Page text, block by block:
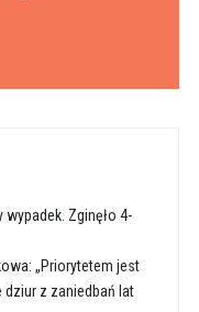
wypadek. Zginęło 4-
„Priorytetem jest
dziur z zaniedbań lat